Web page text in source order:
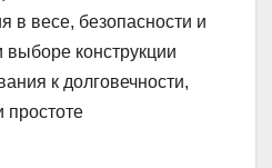
в весе, безопасности и
конструкции
к долговечности,
простоте